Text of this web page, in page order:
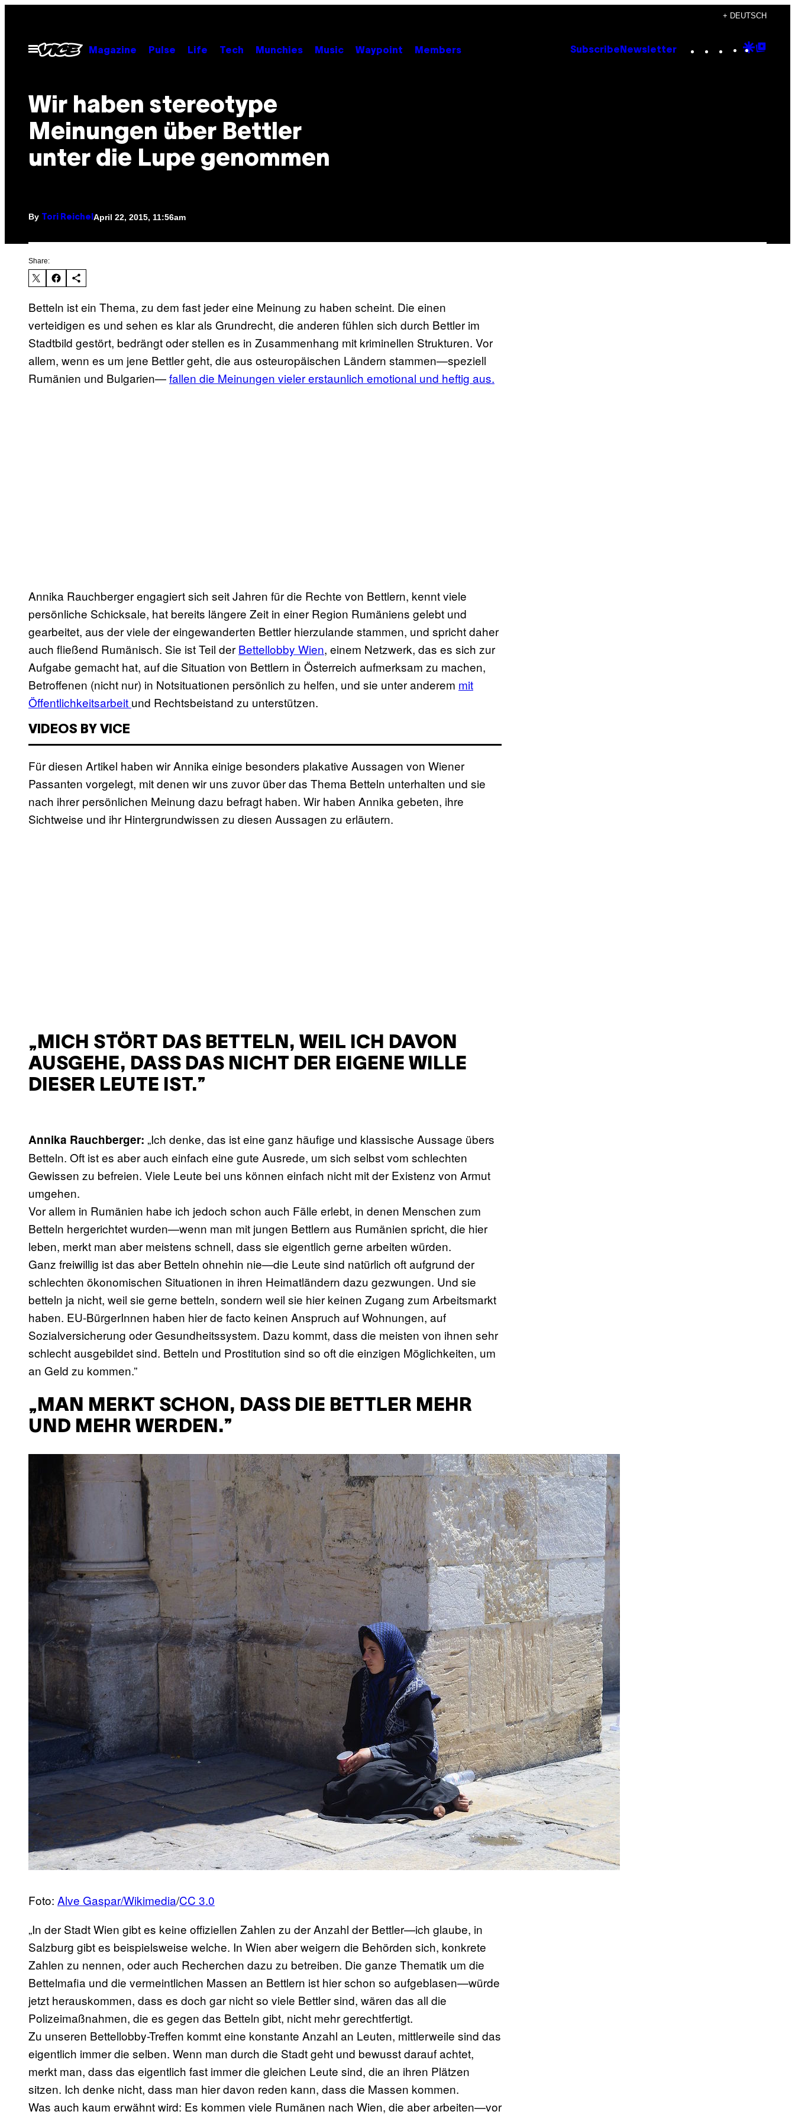
content
+ DEUTSCH
Open
Menu
Magazine Pulse Life Tech Munchies Music Waypoint Members Subscribe Newsletter Instagram
TikTok
YouTube
Google
Wir haben stereotype
Meinungen über Bettler
unter die Lupe genommen
By Tori Reichel April 22, 2015, 11:56am
Share:
Betteln ist ein Thema, zu dem fast jeder eine Meinung zu haben scheint. Die einen
verteidigen es und sehen es klar als Grundrecht, die anderen fühlen sich durch Bettler im
Stadtbild gestört, bedrängt oder stellen es in Zusammenhang mit kriminellen Strukturen. Vor
allem, wenn es um jene Bettler geht, die aus osteuropäischen Ländern stammen—speziell
Rumänien und Bulgarien—fallen die Meinungen vieler erstaunlich emotional und heftig aus.
Annika Rauchberger engagiert sich seit Jahren für die Rechte von Bettlern, kennt viele
persönliche Schicksale, hat bereits längere Zeit in einer Region Rumäniens gelebt und
gearbeitet, aus der viele der eingewanderten Bettler hierzulande stammen, und spricht daher
auch fließend Rumänisch. Sie ist Teil der Bettellobby Wien, einem Netzwerk, das es sich zur
Aufgabe gemacht hat, auf die Situation von Bettlern in Österreich aufmerksam zu machen,
Betroffenen (nicht nur) in Notsituationen persönlich zu helfen, und sie unter anderem mit
Öffentlichkeitsarbeit und Rechtsbeistand zu unterstützen.
VIDEOS BY VICE
Für diesen Artikel haben wir Annika einige besonders plakative Aussagen von Wiener
Passanten vorgelegt, mit denen wir uns zuvor über das Thema Betteln unterhalten und sie
nach ihrer persönlichen Meinung dazu befragt haben. Wir haben Annika gebeten, ihre
Sichtweise und ihr Hintergrundwissen zu diesen Aussagen zu erläutern.
„MICH STÖRT DAS BETTELN, WEIL ICH DAVON
AUSGEHE, DASS DAS NICHT DER EIGENE WILLE
DIESER LEUTE IST.”
Annika Rauchberger: „Ich denke, das ist eine ganz häufige und klassische Aussage übers
Betteln. Oft ist es aber auch einfach eine gute Ausrede, um sich selbst vom schlechten
Gewissen zu befreien. Viele Leute bei uns können einfach nicht mit der Existenz von Armut
umgehen.
Vor allem in Rumänien habe ich jedoch schon auch Fälle erlebt, in denen Menschen zum
Betteln hergerichtet wurden—wenn man mit jungen Bettlern aus Rumänien spricht, die hier
leben, merkt man aber meistens schnell, dass sie eigentlich gerne arbeiten würden.
Ganz freiwillig ist das aber Betteln ohnehin nie—die Leute sind natürlich oft aufgrund der
schlechten ökonomischen Situationen in ihren Heimatländern dazu gezwungen. Und sie
betteln ja nicht, weil sie gerne betteln, sondern weil sie hier keinen Zugang zum Arbeitsmarkt
haben. EU-BürgerInnen haben hier de facto keinen Anspruch auf Wohnungen, auf
Sozialversicherung oder Gesundheitssystem. Dazu kommt, dass die meisten von ihnen sehr
schlecht ausgebildet sind. Betteln und Prostitution sind so oft die einzigen Möglichkeiten, um
an Geld zu kommen.”
„MAN MERKT SCHON, DASS DIE BETTLER MEHR
UND MEHR WERDEN.”
Foto: Alve Gaspar/Wikimedia/CC 3.0
„In der Stadt Wien gibt es keine offiziellen Zahlen zu der Anzahl der Bettler—ich glaube, in
Salzburg gibt es beispielsweise welche. In Wien aber weigern die Behörden sich, konkrete
Zahlen zu nennen, oder auch Recherchen dazu zu betreiben. Die ganze Thematik um die
Bettelmafia und die vermeintlichen Massen an Bettlern ist hier schon so aufgeblasen—würde
jetzt herauskommen, dass es doch gar nicht so viele Bettler sind, wären das all die
Polizeimaßnahmen, die es gegen das Betteln gibt, nicht mehr gerechtfertigt.
Zu unseren Bettellobby-Treffen kommt eine konstante Anzahl an Leuten, mittlerweile sind das
eigentlich immer die selben. Wenn man durch die Stadt geht und bewusst darauf achtet,
merkt man, dass das eigentlich fast immer die gleichen Leute sind, die an ihren Plätzen
sitzen. Ich denke nicht, dass man hier davon reden kann, dass die Massen kommen.
Was auch kaum erwähnt wird: Es kommen viele Rumänen nach Wien, die aber arbeiten—vor